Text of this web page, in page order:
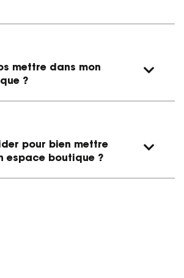
mettre dans mon
?
pour bien mettre
espace boutique ?